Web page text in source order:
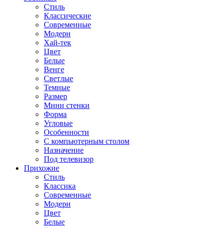
Стиль
Классические
Современные
Модерн
Хай-тек
Цвет
Белые
Венге
Светлые
Темные
Размер
Мини стенки
Форма
Угловые
Особенности
С компьютерным столом
Назначение
Под телевизор
Прихожие
Стиль
Классика
Современные
Модерн
Цвет
Белые